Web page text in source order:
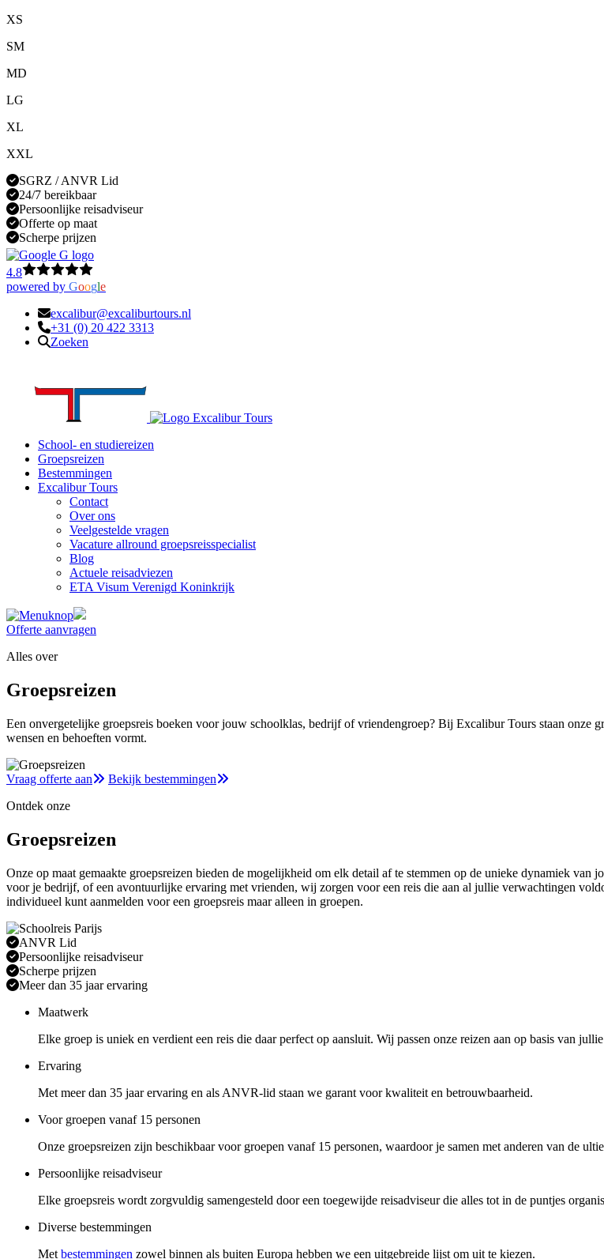
XS
SM
MD
LG
XL
XXL
SGRZ / ANVR Lid
24/7 bereikbaar
Persoonlijke reisadviseur
Offerte op maat
Scherpe prijzen
4.8
powered by Google
excalibur@excaliburtours.nl
+31 (0) 20 422 3313
Zoeken
School- en studiereizen
Groepsreizen
Bestemmingen
Excalibur Tours
Contact
Over ons
Veelgestelde vragen
Vacature allround groepsreisspecialist
Blog
Actuele reisadviezen
ETA Visum Verenigd Koninkrijk
Offerte aanvragen
Alles over
Groepsreizen
Een onvergetelijke groepsreis boeken voor jouw schoolklas, bedrijf of vriendengroep? Bij Excalibur Tours staan onze
wensen en behoeften vormt.
Vraag offerte aan
Bekijk bestemmingen
Ontdek onze
Groepsreizen
Onze op maat gemaakte groepsreizen bieden de mogelijkheid om elk detail af te stemmen op de unieke dynamiek
voor je bedrijf, of een avontuurlijke ervaring met vrienden, wij zorgen voor een reis die aan al jullie verwachtingen
individueel kunt aanmelden voor een groepsreis maar alleen in groepen.
ANVR Lid
Persoonlijke reisadviseur
Scherpe prijzen
Meer dan 35 jaar ervaring
Maatwerk
Elke groep is uniek en verdient een reis die daar perfect op aansluit. Wij passen onze reizen aan op basis van
Ervaring
Met meer dan 35 jaar ervaring en als ANVR-lid staan we garant voor kwaliteit en betrouwbaarheid.
Voor groepen vanaf 15 personen
Onze groepsreizen zijn beschikbaar voor groepen vanaf 15 personen, waardoor je samen met anderen van de
Persoonlijke reisadviseur
Elke groepsreis wordt zorgvuldig samengesteld door een toegewijde reisadviseur die alles tot in de puntjes
Diverse bestemmingen
Met bestemmingen zowel binnen als buiten Europa hebben we een uitgebreide lijst om uit te kiezen.